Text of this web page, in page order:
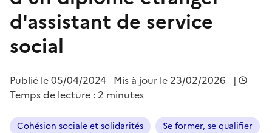
d'assistant de service
social
Publié le05/04/2024 Mis à jour le 23/02/2026
|
Temps de lecture : 2 minutes
Cohésion sociale et solidarités Se former, se qualifier